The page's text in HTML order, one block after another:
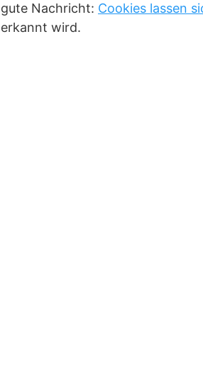
gute Nachricht: Cookies lassen
erkannt wird.